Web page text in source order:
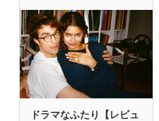
ドラマなふたり【レビュ